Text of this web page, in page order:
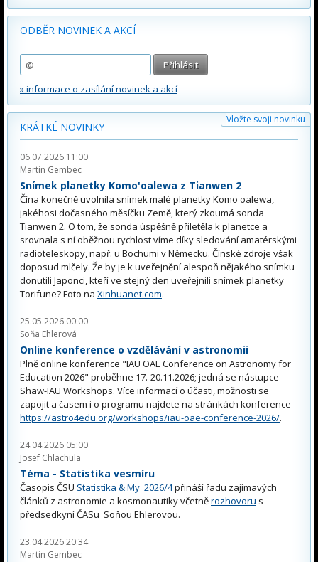
ODBĚR NOVINEK A AKCÍ
» informace o zasílání novinek a akcí
Vložte svoji novinku
KRÁTKÉ NOVINKY
06.07.2026 11:00
Martin Gembec
Snímek planetky Komo'oalewa z Tianwen 2
Čína konečně uvolnila snímek malé planetky Komo'oalewa,
jakéhosi dočasného měsíčku Země, který zkoumá sonda
Tianwen 2. O tom, že sonda úspěšně přiletěla k planetce a
srovnala s ní oběžnou rychlost víme díky sledování amatérskými
radioteleskopy, např. u Bochumi v Německu. Čínské zdroje však
doposud mlčely. Že by je k uveřejnění alespoň nějakého snímku
donutili Japonci, kteří ve stejný den uveřejnili snímek planetky
Torifune? Foto na Xinhuanet.com.
25.05.2026 00:00
Soňa Ehlerová
Online konference o vzdělávání v astronomii
Plně online konference "IAU OAE Conference on Astronomy for
Education 2026" proběhne 17.-20.11.2026; jedná se nástupce
Shaw-IAU Workshops. Více informací o účasti, možnosti se
zapojit a časem i o programu najdete na stránkách konference
https://astro4edu.org/workshops/iau-oae-conference-2026/.
24.04.2026 05:00
Josef Chlachula
Téma - Statistika vesmíru
Časopis ČSU Statistika & My 2026/4přináší řadu zajímavých
článků z astronomie a kosmonautiky včetněrozhovoru s
předsedkyní ČASu Soňou Ehlerovou.
23.04.2026 20:34
Martin Gembec